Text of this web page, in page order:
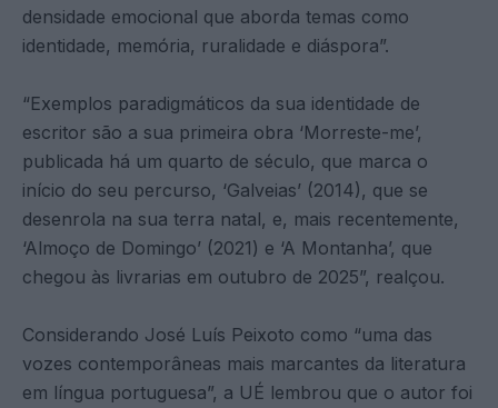
densidade emocional que aborda temas como
identidade, memória, ruralidade e diáspora”.
“Exemplos paradigmáticos da sua identidade de
escritor são a sua primeira obra ‘Morreste-me’,
publicada há um quarto de século, que marca o
início do seu percurso, ‘Galveias’ (2014), que se
desenrola na sua terra natal, e, mais recentemente,
‘Almoço de Domingo’ (2021) e ‘A Montanha’, que
chegou às livrarias em outubro de 2025”, realçou.
Considerando José Luís Peixoto como “uma das
vozes contemporâneas mais marcantes da literatura
em língua portuguesa”, a UÉ lembrou que o autor foi